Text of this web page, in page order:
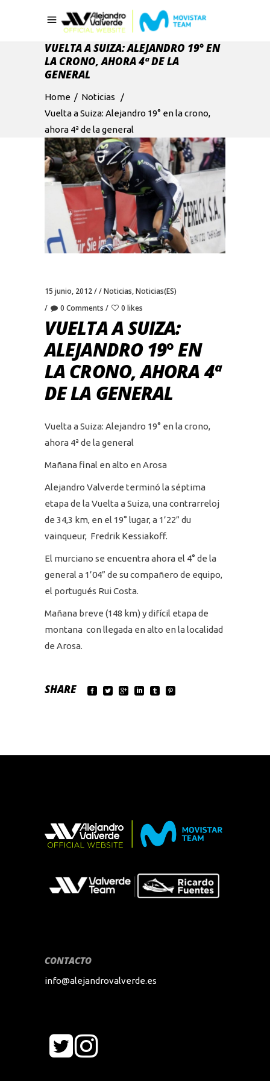
VUELTA A SUIZA: ALEJANDRO 19° EN
LA CRONO, AHORA 4ª DE LA
GENERAL
Home / Noticias
/
Vuelta a Suiza: Alejandro 19° en la crono,
ahora 4ª de la general
15 junio, 2012 Noticias,Noticias(ES)
0 Comments
0 likes
VUELTA A SUIZA:
ALEJANDRO 19° EN
LA CRONO, AHORA 4ª
DE LA GENERAL
Vuelta a Suiza: Alejandro 19° en la crono,
ahora 4ª de la general
Mañana final en alto en Arosa
Alejandro Valverde terminó la séptima
etapa de la Vuelta a Suiza, una contrarreloj
de 34,3 km, en el 19° lugar, a 1’22” du
vainqueur, Fredrik Kessiakoff.
El murciano se encuentra ahora el 4° de la
general a 1’04” de su compañero de equipo,
el portugués Rui Costa.
Mañana breve (148 km) y difícil etapa de
montana con llegada en alto en la localidad
de Arosa.
SHARE
CONTACTO
info@alejandrovalverde.es